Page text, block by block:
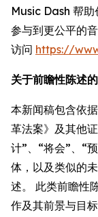
Music Dash 帮
参与到更公平的
访问 https://
关于前瞻性陈述
本新闻稿包含依
革法案》及其他
计”、“将会”、“
体，以及类似的
述。 此类前瞻性
作及其前景与目